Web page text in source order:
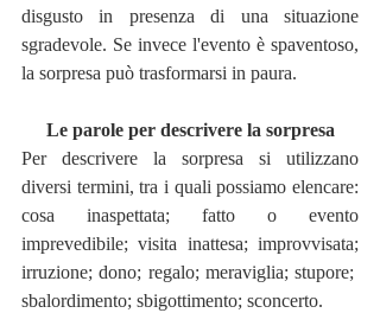
disgusto in presenza di una situazione
sgradevole. Se invece l'evento è spaventoso,
la sorpresa può trasformarsi in paura.
Le parole per descrivere la sorpresa
Per descrivere la sorpresa si utilizzano
diversi termini, tra i quali possiamo elencare:
cosa inaspettata; fatto o evento
imprevedibile; visita inattesa; improvvisata;
irruzione; dono; regalo; meraviglia; stupore;
sbalordimento; sbigottimento; sconcerto.